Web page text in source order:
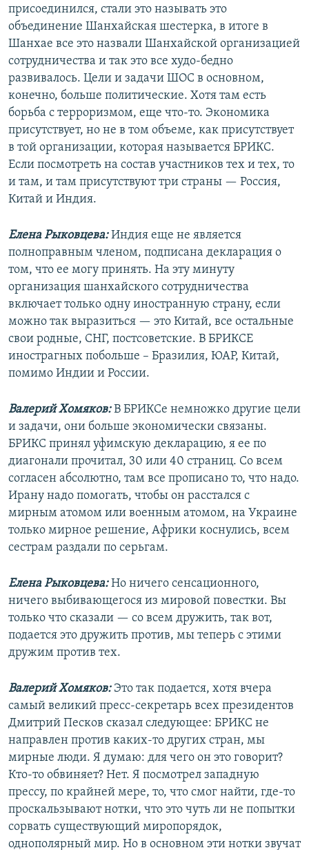
присоединился, стали это называть это
объединение Шанхайская шестерка, в итоге в
Шанхае все это назвали Шанхайской организацией
сотрудничества и так это все худо-бедно
развивалось. Цели и задачи ШОС в основном,
конечно, больше политические. Хотя там есть
борьба с терроризмом, еще что-то. Экономика
присутствует, но не в том объеме, как присутствует
в той организации, которая называется БРИКС.
Если посмотреть на состав участников тех и тех, то
и там, и там присутствуют три страны — Россия,
Китай и Индия.
Елена Рыковцева:Индия еще не является
полноправным членом, подписана декларация о
том, что ее могу принять. На эту минуту
организация шанхайского сотрудничества
включает только одну иностранную страну, если
можно так выразиться — это Китай, все остальные
свои родные, СНГ, постсоветские. В БРИКСЕ
инострагных побольше – Бразилия, ЮАР, Китай,
помимо Индии и России.
Валерий Хомяков:В БРИКСе немножко другие цели
и задачи, они больше экономически связаны.
БРИКС принял уфимскую декларацию, я ее по
диагонали прочитал, 30 или 40 страниц. Со всем
согласен абсолютно, там все прописано то, что надо.
Ирану надо помогать, чтобы он расстался с
мирным атомом или военным атомом, на Украине
только мирное решение, Африки коснулись, всем
сестрам раздали по серьгам.
Елена Рыковцева:Но ничего сенсационного,
ничего выбивающегося из мировой повестки. Вы
только что сказали — со всем дружить, так вот,
подается это дружить против, мы теперь с этими
дружим против тех.
Валерий Хомяков: Это так подается, хотя вчера
самый великий пресс-секретарь всех президентов
Дмитрий Песков сказал следующее: БРИКС не
направлен против каких-то других стран, мы
мирные люди. Я думаю: для чего он это говорит?
Кто-то обвиняет? Нет. Я посмотрел западную
прессу, по крайней мере, то, что смог найти, где-то
проскальзывают нотки, что это чуть ли не попытки
сорвать существующий миропорядок,
однополярный мир. Но в основном эти нотки звучат